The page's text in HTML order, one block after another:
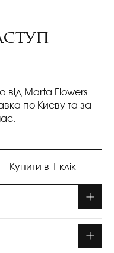
від Marta Flowers
по Києву та за
Купити в 1 клік